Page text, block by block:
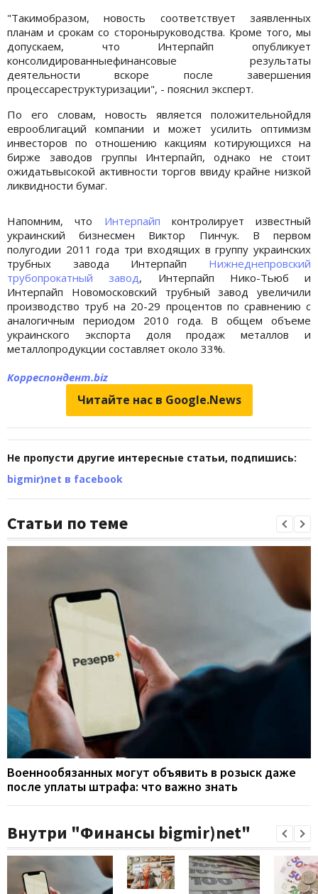
"Такимобразом, новость соответствует заявленных
планам и срокам со стороныруководства. Кроме того, мы
допускаем, что Интерпайп опубликует
консолидированныефинансовые результаты
деятельности вскоре после завершения
процессареструктуризации", - пояснил эксперт.
По его словам, новость является положительнойдля
еврооблигаций компании и может усилить оптимизм
инвесторов по отношению какциям котирующихся на
бирже заводов группы Интерпайп, однако не стоит
ожидатьвысокой активности торгов ввиду крайне низкой
ликвидности бумаг.
Напомним, что Интерпайп контролирует известный
украинский бизнесмен Виктор Пинчук. В первом
полугодии 2011 года три входящих в группу украинских
трубных завода Интерпайп Нижнеднепровский
трубопрокатный завод, Интерпайп Нико-Тьюб и
Интерпайп Новомосковский трубный завод увеличили
производство труб на 20-29 процентов по сравнению с
аналогичным периодом 2010 года. В общем объеме
украинского экспорта доля продаж металлов и
металлопродукции составляет около 33%.
Корреспондент.biz
Читайте нас в Google.News
Не пропусти другие интересные статьи, подпишись:
bigmir)net в facebook
Статьи по теме
Военнообязанных могут объявить в розыск даже
после уплаты штрафа: что важно знать
Внутри "Финансы bigmir)net"